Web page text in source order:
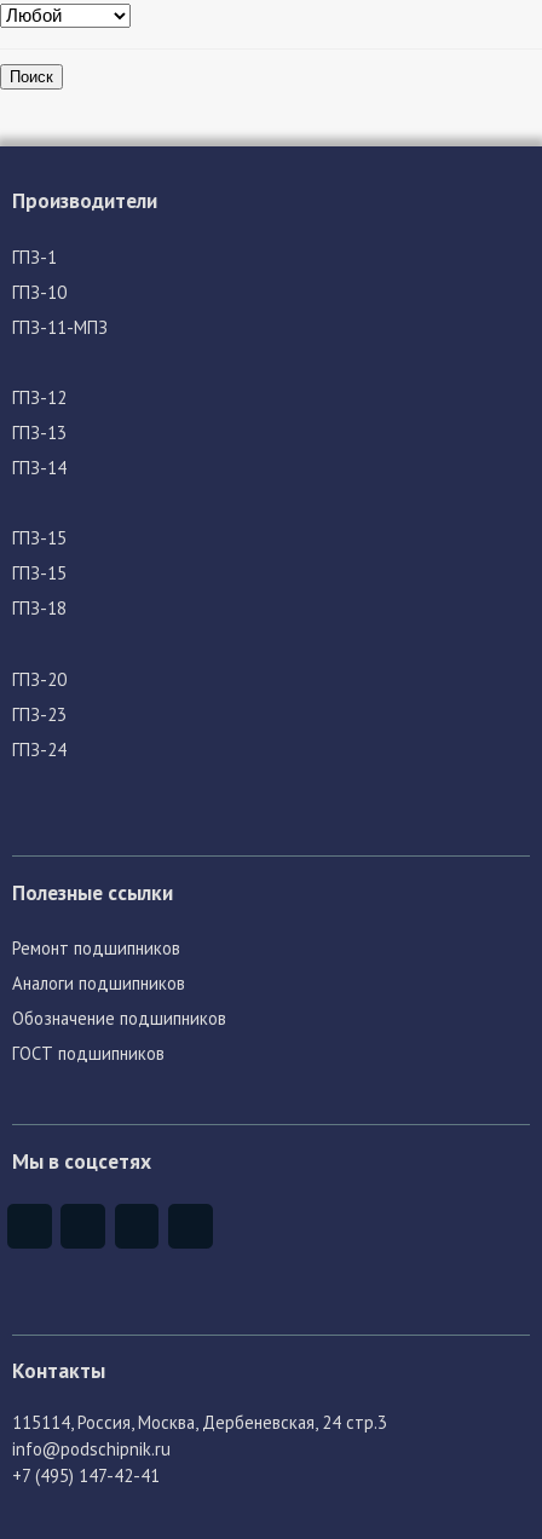
Поиск
Производители
ГПЗ-1
ГПЗ-10
ГПЗ-11-МПЗ
ГПЗ-12
ГПЗ-13
ГПЗ-14
ГПЗ-15
ГПЗ-15
ГПЗ-18
ГПЗ-20
ГПЗ-23
ГПЗ-24
Полезные ссылки
Ремонт подшипников
Аналоги подшипников
Обозначение подшипников
ГОСТ подшипников
Мы в соцсетях
Контакты
115114 , Россия, Москва, Дербеневская, 24 стр.3
info@podschipnik.ru
+7 (495) 147-42-41